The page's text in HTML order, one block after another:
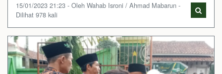
15/01/2023 21:23 - Oleh Wahab Isroni / Ahmad Mabarun -
Dilihat 978 kali